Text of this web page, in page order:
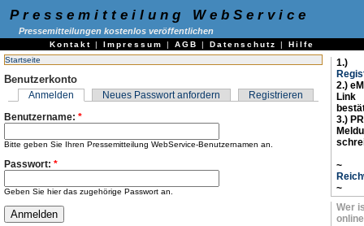
Pressemitteilung WebService
Pressemitteilungen kostenlos veröffentlichen
Kontakt | Impressum | AGB | Datenschutz | Hilfe
Startseite
Benutzerkonto
Anmelden Neues Passwort anfordern
Registrieren
Benutzername: *
Bitte geben Sie Ihren Pressemitteilung WebService-Benutzernamen an.
Passwort: *
Geben Sie hier das zugehörige Passwort an.
1.)
2.)
Link
3.)
~
~
Wer
online